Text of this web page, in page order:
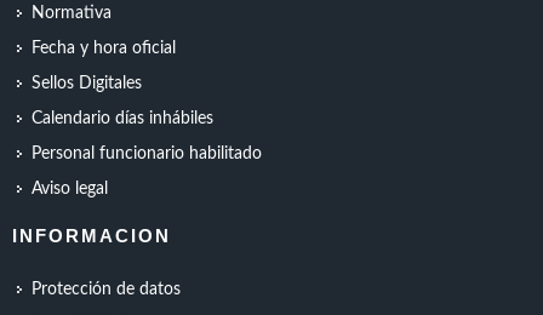
Normativa
Fecha y hora oficial
Sellos Digitales
Calendario días inhábiles
Personal funcionario habilitado
Aviso legal
INFORMACION
Protección de datos